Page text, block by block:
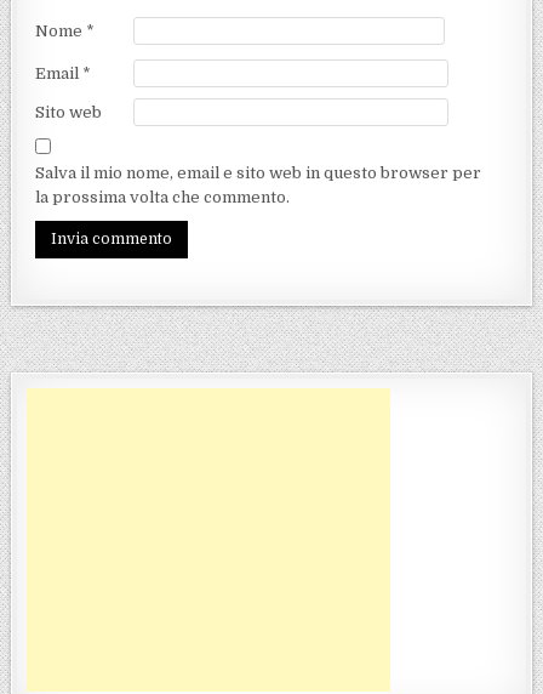
Nome *
Email *
Sito web
Salva il mio nome, email e sito web in questo browser per
la prossima volta che commento.